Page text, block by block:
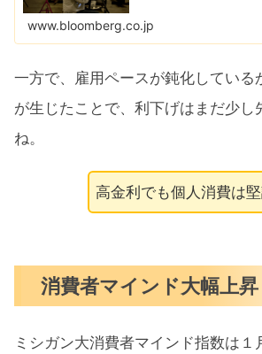
www.bloomberg.co.jp
一方で、雇用ペースが鈍化している
が生じたことで、利下げはまだ少し
ね。
高金利でも個人消費は堅
消費者マインド大幅上昇
ミシガン大消費者マインド指数は